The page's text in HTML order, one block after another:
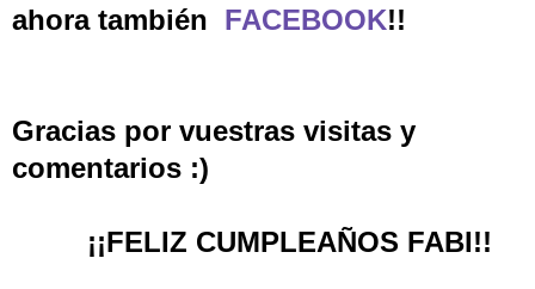
ahora también FACEBOOK!!
Gracias por vuestras visitas y
comentarios :)
¡¡FELIZ CUMPLEAÑOS FABI!!